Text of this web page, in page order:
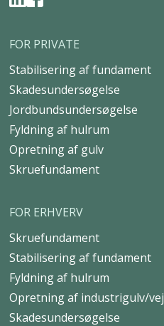
FOR PRIVATE
Stabilisering af fundament
Skadesundersøgelse
Jordbundsundersøgelse
Fyldning af hulrum
Opretning af gulv
Skruefundament
FOR ERHVERV
Skruefundament
Stabilisering af fundament
Fyldning af hulrum
Opretning af industrigulv/vej
Skadesundersøgelse